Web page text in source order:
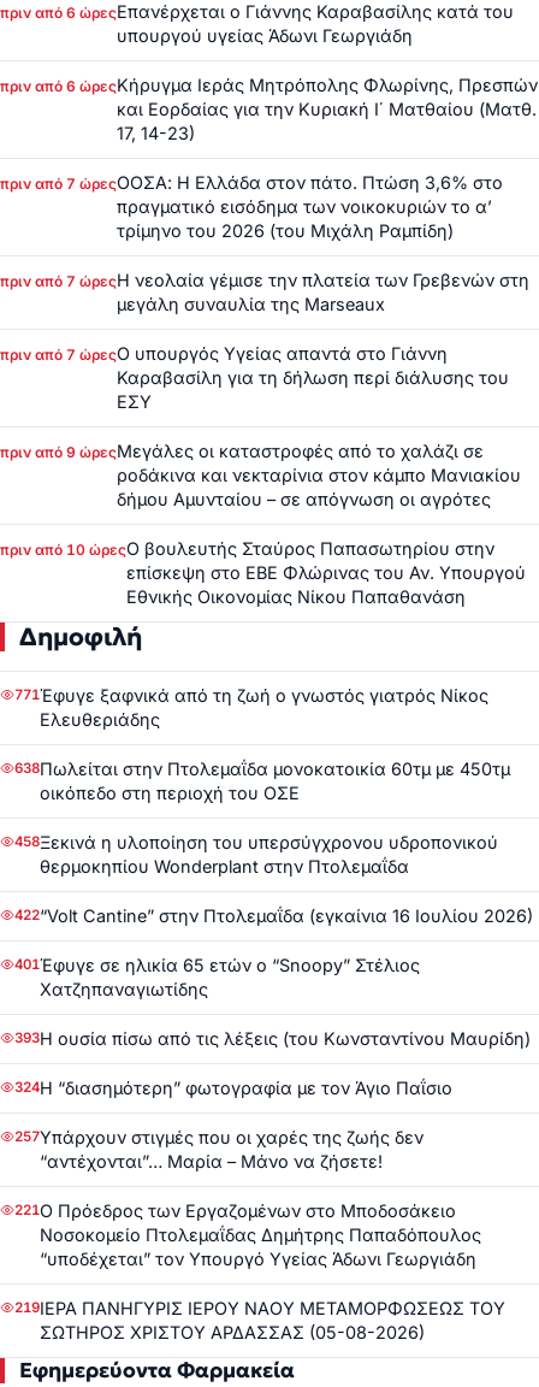
πριν από 6 ώρεςΕπανέρχεται ο Γιάννης Καραβασίλης κατά του
υπουργού υγείας Άδωνι Γεωργιάδη
πριν από 6 ώρεςΚήρυγμα Ιεράς Μητρόπολης Φλωρίνης, Πρεσπών
και Εορδαίας για την Κυριακή Ι΄ Ματθαίου (Ματθ.
17, 14-23)
πριν από 7 ώρεςΟΟΣΑ: Η Ελλάδα στον πάτο. Πτώση 3,6% στο
πραγματικό εισόδημα των νοικοκυριών το α’
τρίμηνο του 2026 (του Μιχάλη Ραμπίδη)
πριν από 7 ώρεςΗ νεολαία γέμισε την πλατεία των Γρεβενών στη
μεγάλη συναυλία της Marseaux
πριν από 7 ώρεςΟ υπουργός Υγείας απαντά στο Γιάννη
Καραβασίλη για τη δήλωση περί διάλυσης του
ΕΣΥ
πριν από 9 ώρεςΜεγάλες οι καταστροφές από το χαλάζι σε
ροδάκινα και νεκταρίνια στον κάμπο Μανιακίου
δήμου Αμυνταίου – σε απόγνωση οι αγρότες
πριν από 10 ώρεςΟ βουλευτής Σταύρος Παπασωτηρίου στην
επίσκεψη στο ΕΒΕ Φλώρινας του Αν. Υπουργού
Εθνικής Οικονομίας Νίκου Παπαθανάση
Δημοφιλή
771Έφυγε ξαφνικά από τη ζωή ο γνωστός γιατρός Νίκος
Ελευθεριάδης
638Πωλείται στην Πτολεμαΐδα μονοκατοικία 60τμ με 450τμ
οικόπεδο στη περιοχή του ΟΣΕ
458Ξεκινά η υλοποίηση του υπερσύγχρονου υδροπονικού
θερμοκηπίου Wonderplant στην Πτολεμαΐδα
422“Volt Cantine” στην Πτολεμαΐδα (εγκαίνια 16 Ιουλίου 2026)
401Έφυγε σε ηλικία 65 ετών ο “Snoopy” Στέλιος
Χατζηπαναγιωτίδης
393Η ουσία πίσω από τις λέξεις (του Κωνσταντίνου Μαυρίδη)
324Η “διασημότερη” φωτογραφία με τον Άγιο Παΐσιο
257Υπάρχουν στιγμές που οι χαρές της ζωής δεν
“αντέχονται”… Μαρία – Μάνο να ζήσετε!
221Ο Πρόεδρος των Εργαζομένων στο Μποδοσάκειο
Νοσοκομείο Πτολεμαΐδας Δημήτρης Παπαδόπουλος
“υποδέχεται” τον Υπουργό Υγείας Άδωνι Γεωργιάδη
219ΙΕΡΑ ΠΑΝΗΓΥΡΙΣ ΙΕΡΟΥ ΝΑΟΥ ΜΕΤΑΜΟΡΦΩΣΕΩΣ ΤΟΥ
ΣΩΤΗΡΟΣ ΧΡΙΣΤΟΥ ΑΡΔΑΣΣΑΣ (05-08-2026)
Εφημερεύοντα Φαρμακεία